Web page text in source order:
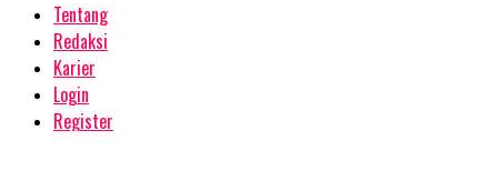
Tentang
Redaksi
Karier
Login
Register